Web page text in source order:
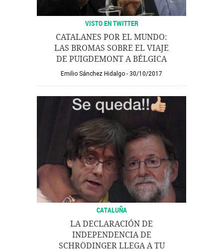
VISTO EN TWITTER
CATALANES POR EL MUNDO:
LAS BROMAS SOBRE EL VIAJE
DE PUIGDEMONT A BÉLGICA
Emilio Sánchez Hidalgo 30/10/2017
CATALUÑA
LA DECLARACIÓN DE
INDEPENDENCIA DE
SCHRÖDINGER LLEGA A TU